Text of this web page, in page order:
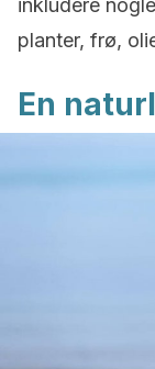
inkludere
planter, frø,
En